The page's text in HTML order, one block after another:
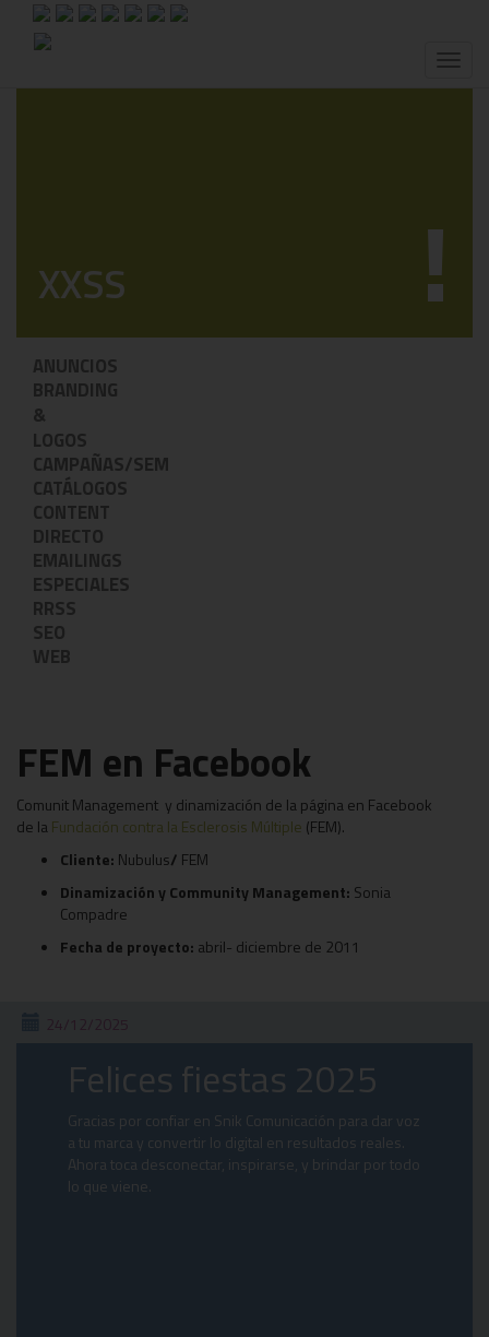
Toggle
!
XXSS
ANUNCIOS
BRANDING
&
LOGOS
CAMPAÑAS/SEM
CATÁLOGOS
CONTENT
DIRECTO
EMAILINGS
ESPECIALES
RRSS
SEO
WEB
FEM en Facebook
Comunit Management y dinamización de la página en Facebook
de laFundación contra la Esclerosis Múltiple (FEM).
Cliente: Nubulus/ FEM
Dinamización y Community Management: Sonia
Compadre
Fecha de proyecto: abril- diciembre de 2011
24/12/2025
Felices fiestas 2025
Gracias por confiar en Snik Comunicación para dar voz
a tu marca y convertir lo digital en resultados reales.
Ahora toca desconectar, inspirarse, y brindar por todo
lo que viene.